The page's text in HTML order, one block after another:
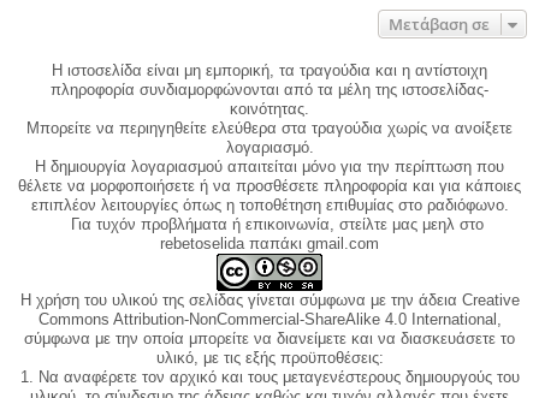
Μετάβαση σε
Η ιστοσελίδα είναι μη εμπορική, τα τραγούδια και η αντίστοιχη
πληροφορία συνδιαμορφώνονται από τα μέλη της ιστοσελίδας-
κοινότητας.
Μπορείτε να περιηγηθείτε ελεύθερα στα τραγούδια χωρίς να ανοίξετε
λογαριασμό.
Η δημιουργία λογαριασμού απαιτείται μόνο για την περίπτωση που
θέλετε να μορφοποιήσετε ή να προσθέσετε πληροφορία και για κάποιες
επιπλέον λειτουργίες όπως η τοποθέτηση επιθυμίας στο ραδιόφωνο.
Για τυχόν προβλήματα ή επικοινωνία, στείλτε μας μεηλ στο
rebetoselida παπάκι gmail.com
Η χρήση του υλικού της σελίδας γίνεται σύμφωνα με την άδεια Creative
Commons Attribution-NonCommercial-ShareAlike 4.0 International,
σύμφωνα με την οποία μπορείτε να διανείμετε και να διασκευάσετε το
υλικό, με τις εξής προϋποθέσεις:
1. Να αναφέρετε τον αρχικό και τους μεταγενέστερους δημιουργούς του